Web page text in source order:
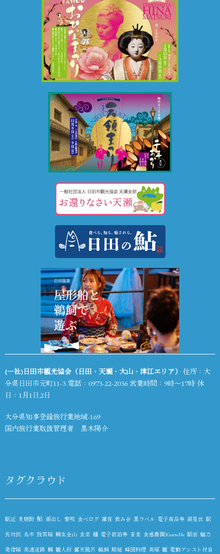
(一社)日田市観光協会（日田・天瀬・大山・津江エリア） 住所：大
分県日田市元町11-3 電話： 0973-22-2036 営業時間：9時～17時 休
日：1月1日,2日
大分県知事登録旅行業地域-169
国内旅行業取扱管理者 黒木陽介
タグクラウド
駅近 麦焼酎 鮎 顔出し 黎明 食べログ 雑貨 飲み会 黒ラベル 電子商品券 顔見世 駅
長対抗 鳥市 鼓笛隊 鯛生金山 食堂 麺 電子宿泊券 音楽 食感農園KazetoNe 駅前 魅力
発信隊 高速道路 鯛 雛人形 露天風呂 鵜飼 順延 韓国料理 高塚 雛 電動アシスト付自